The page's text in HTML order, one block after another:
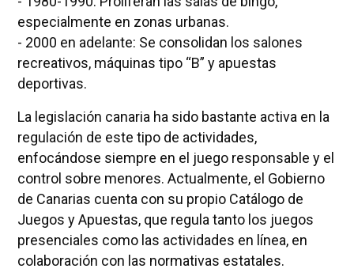
especialmente en zonas urbanas.
- 2000 en adelante: Se consolidan los salones
recreativos, máquinas tipo “B” y apuestas
deportivas.
La legislación canaria ha sido bastante activa en la
regulación de este tipo de actividades,
enfocándose siempre en el juego responsable y el
control sobre menores. Actualmente, el Gobierno
de Canarias cuenta con su propio Catálogo de
Juegos y Apuestas, que regula tanto los juegos
presenciales como las actividades en línea, en
colaboración con las normativas estatales.